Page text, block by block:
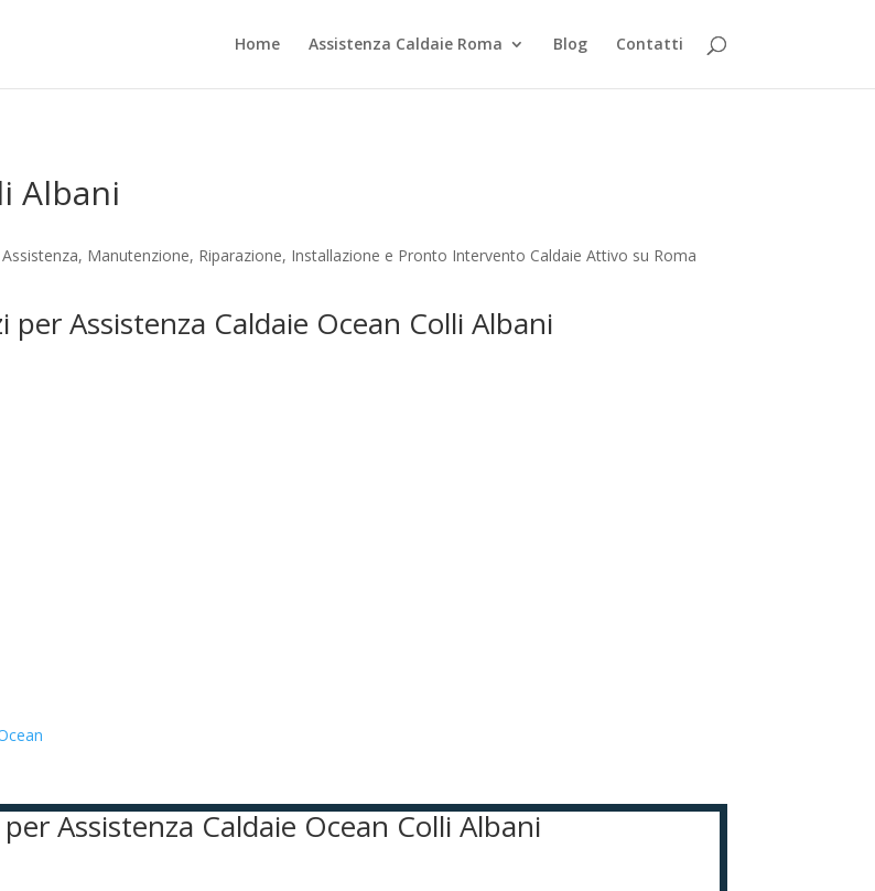
Home Assistenza Caldaie Roma Blog Contatti
Albani
Manutenzione, Riparazione, Installazione e Pronto Intervento Caldaie Attivo su Roma
Assistenza Caldaie Ocean Colli Albani
Assistenza Caldaie Ocean Colli Albani